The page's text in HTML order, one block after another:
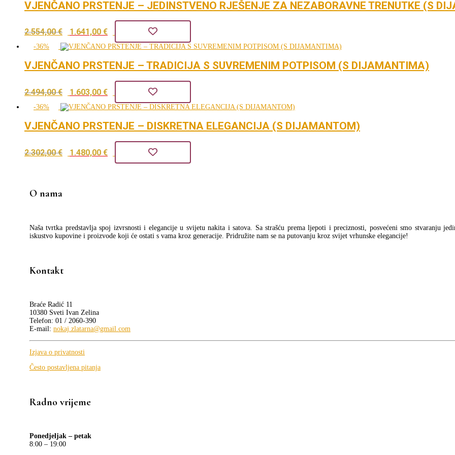
2.619,00 €.
VJENČANO PRSTENJE – JEDINSTVENO RJEŠENJE ZA NEZABORAVNE TRENUTKE (S
2.554,00€
Izvorna
cijena
bila
2.554,00 €.
1.641,00 €
cijena
je:
-36%
VJENČANO PRSTENJE – TRADICIJA S SUVREMENIM POTPISOM (S DIJAMANTIMA)
2.494,00€
Izvorna
cijena
bila
2.494,00 €.
1.603,00 €
cijena
je:
-36%
VJENČANO PRSTENJE – DISKRETNA ELEGANCIJA (S DIJAMANTOM)
2.302,00€
Izvorna
1.480,00 €
cijena
O nama
Naša tvrtka predstavlja spoj izvrsnosti i elegancije u svijetu nakita i satova. Sa strašću prema ljepoti i preciznosti, posvećeni smo stvaranju
iskustvo kupovine i proizvode koji će ostati s vama kroz generacije. Pridružite nam se na putovanju kroz svijet vrhunske elegancije!
Kontakt
Braće Radić 11
10380 Sveti Ivan Zelina
Telefon: 01 / 2060-390
E-mail: nokaj.zlatarna@gmail.com
Izjava o privatnosti
Često postavljena pitanja
Radno vrijeme
Ponedjeljak – petak
8:00 – 19:00